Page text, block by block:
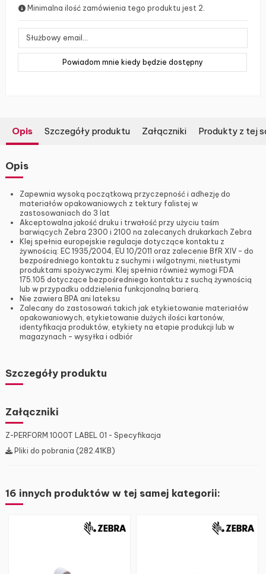
Minimalna ilość zamówienia tego produktu jest 2.
Opis Szczegóły produktu Załączniki Produkty z tej
Opis
Zapewnia wysoką początkową przyczepność i adhezję do
materiałów opakowaniowych z tektury falistej w
zastosowaniach do 3 lat
Akceptowalna jakość druku i trwałość przy użyciu taśm
barwiących Zebra 2300 i 2100 na zalecanych drukarkach Zebra
Klej spełnia europejskie regulacje dotyczące kontaktu z
żywnością: EC 1935/2004, EU 10/2011 oraz zalecenie BfR XIV – do
bezpośredniego kontaktu z suchymi i wilgotnymi, nietłustymi
produktami spożywczymi. Klej spełnia również wymogi FDA
175.105 dotyczące bezpośredniego kontaktu z suchą żywnością
lub w przypadku oddzielenia funkcjonalną barierą.
Nie zawiera BPA ani lateksu
Zalecany do zastosowań takich jak etykietowanie materiałów
opakowaniowych, etykietowanie dużych ilości kartonów,
identyfikacja produktów, etykiety na etapie produkcji lub w
magazynach – wysyłka i odbiór
Szczegóły produktu
Załączniki
Z-PERFORM 1000T LABEL 01 - Specyfikacja
Pliki do pobrania (282.41KB)
16 innych produktów w tej samej kategorii: